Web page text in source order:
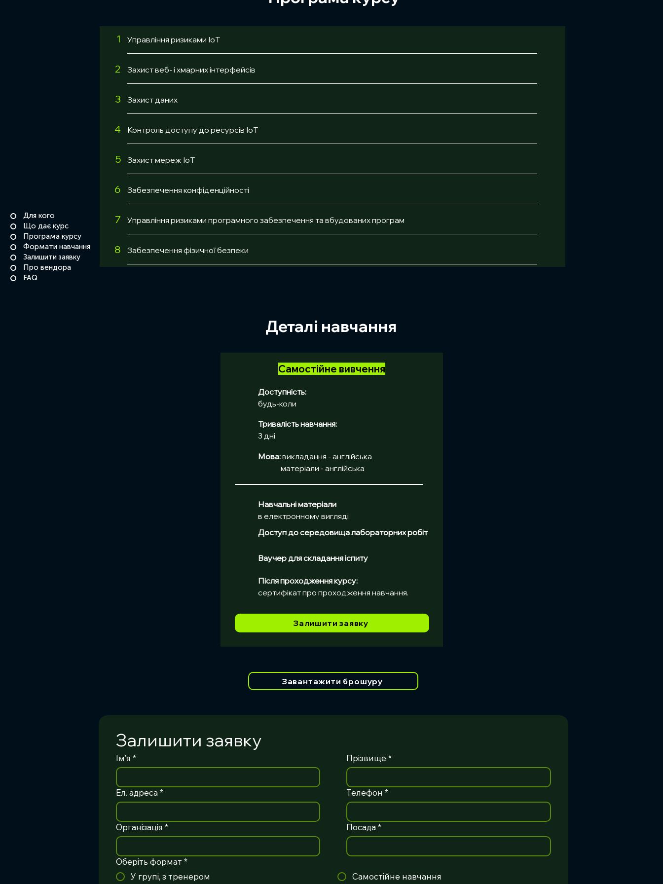
Для кого
Що дає курс
Програма курсу
Формати навчання
Залишити заявку
Про вендора
FAQ
1 Управління ризиками IoT
2 Захист веб- і хмарних інтерфейсів
3 Захист даних
4 Контроль доступу до ресурсів IoT
5 Захист мереж IoT
6 Забезпечення конфіденційності
7 Управління ризиками програмного забезпечення та вбудованих програм
8 Забезпечення фізичної безпеки
Деталі навчання
Самостійне вивчення
Доступність:
будь-коли
Тривалість навчання:
3 дні
Мова: викладання - англійська
	  матеріали - англійська
Навчальні матеріали
в електронному вигляді
Доступ до середовища лабораторних робіт
Ваучер для складання іспиту
Після проходження курсу:
сертифікат про проходження навчання.
Залишити заявку
Завантажити брошуру
Залишити заявку
Ім’я * Прізвище *
Ел. адреса * Телефон *
Організація * Посада *
Оберіть формат *
У групі, з тренером
Самостійне навчання